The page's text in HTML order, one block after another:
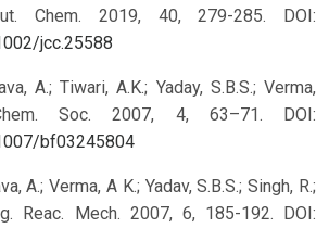
Chem. 2019, 40, 279-285. DOI:
jcc.25588
A.; Tiwari, A.K.; Yaday, S.B.S.; Verma,
Soc. 2007, 4, 63–71. DOI:
bf03245804
A.; Verma, A K.; Yadav, S.B.S.; Singh, R.;
Reac. Mech. 2007, 6, 185-192. DOI: